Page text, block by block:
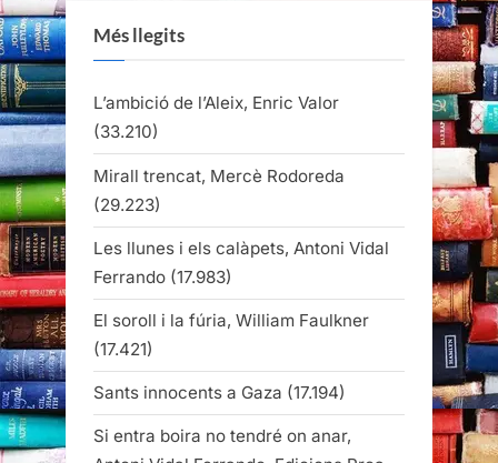
Més llegits
L’ambició de l’Aleix, Enric Valor
(33.210)
Mirall trencat, Mercè Rodoreda
(29.223)
Les llunes i els calàpets, Antoni Vidal
Ferrando (17.983)
El soroll i la fúria, William Faulkner
(17.421)
Sants innocents a Gaza (17.194)
Si entra boira no tendré on anar,